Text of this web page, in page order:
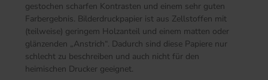
gestochen scharfen Kontrasten und einem sehr guten
Farbergebnis. Bilderdruckpapier ist aus Zellstoffen mit
(teilweise) geringem Holzanteil und einem matten oder
glänzenden „Anstrich“. Dadurch sind diese Papiere nur
schlecht zu beschreiben und auch nicht für den
heimischen Drucker geeignet.